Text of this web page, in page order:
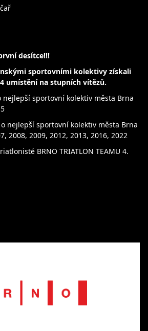
desítce!!!
sportovními kolektivy získali
umístění na stupních vítězů.
nejlepší sportovní kolektiv města Brna
nejlepší sportovní kolektiv města Brna
2008, 2009, 2012, 2013, 2016, 2022
BRNO TRIATLON TEAMU 4.